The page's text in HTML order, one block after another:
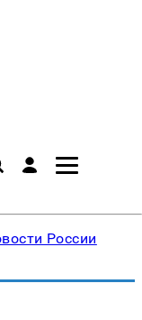
России